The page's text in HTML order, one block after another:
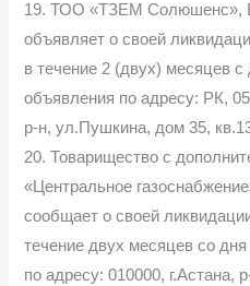
19. ТОО «ТЗЕМ Солюшенс»,
объявляет о своей
в течение 2 (двух) месяцев
объявления по адресу: РК,
р-н, ул.Пушкина, дом 35,
20. Товарищество с
«Центральное
сообщает о своей
течение двух месяцев со
по адресу: 010000,